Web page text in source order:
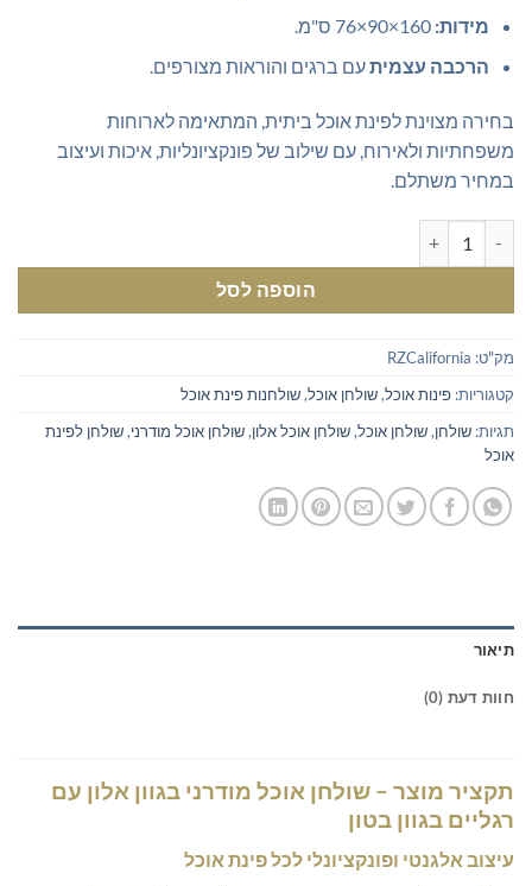
מידות:
הרכבה עצמיתעם ברגים והוראות מצורפים.
בחירה מצוינת לפינת אוכל ביתית, המתאימה לארוחות
משפחתיות ולאירוח, עם שילוב של פונקציונליות, איכות ועיצוב
במחיר משתלם.
הוספה לסל
מק"ט: RZCalifornia
קטגוריות: פינות אוכל,שולחן אוכל,שולחנות פינת אוכל
תגיות: שולחן,שולחן אוכל,שולחן אוכל אלון,שולחן אוכל מודרני,שולחן לפינת
אוכל
תיאור
חוות דעת (0)
תקציר מוצר – שולחן אוכל מודרני בגוון אלון עם
רגליים בגוון בטון
עיצוב אלגנטי ופונקציונלי לכל פינת אוכל